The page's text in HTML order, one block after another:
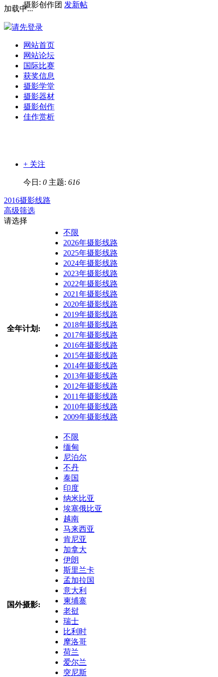
加载中...
请先登录
网站首页
网站论坛
国际比赛
获奖信息
摄影学堂
摄影器材
摄影创作
佳作赏析
摄影创作团 发新帖
+ 关注
今日: 0 主题: 616
2016摄影线路
高级筛选
请选择
全年计划:
不限
2026年摄影线路
2025年摄影线路
2024年摄影线路
2023年摄影线路
2022年摄影线路
2021年摄影线路
2020年摄影线路
2019年摄影线路
2018年摄影线路
2017年摄影线路
2016年摄影线路
2015年摄影线路
2014年摄影线路
2013年摄影线路
2012年摄影线路
2011年摄影线路
2010年摄影线路
2009年摄影线路
国外摄影:
不限
缅甸
尼泊尔
不丹
泰国
印度
纳米比亚
埃塞俄比亚
越南
马来西亚
肯尼亚
加拿大
伊朗
斯里兰卡
孟加拉国
意大利
柬埔寨
老挝
瑞士
比利时
摩洛哥
荷兰
爱尔兰
突尼斯